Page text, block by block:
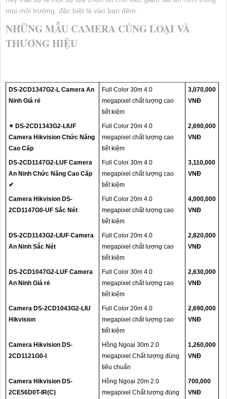
mọi môi trường, đặc biệt là vào ban đêm.
NHỮNG MẪU CAMERA CÙNG LOẠI VÀ
THƯƠNG HIỆU
DS-2CD1347G2-L Camera An
Ninh Giá rẻ
Full Color 30m 4.0
megapixel chất lượng cao
tiết kiệm
3,070,000
VNĐ
✴ DS-2CD1343G2-LIUF
Camera Hikvision Chức Năng
Cao Cấp
Full Color 20m 4.0
megapixel chất lượng cao
tiết kiệm
2,690,000
VNĐ
DS-2CD1147G2-LUF Camera
An Ninh Chức Năng Cao Cấp
✔
Full Color 30m 4.0
megapixel chất lượng cao
tiết kiệm
3,110,000
VNĐ
Camera Hikvision DS-
2CD1147G0-UF Sắc Nét
Full Color 20m 4.0
megapixel chất lượng cao
tiết kiệm
4,000,000
VNĐ
DS-2CD1143G2-LIUF Camera
An Ninh Sắc Nét
Full Color 20m 4.0
megapixel chất lượng cao
tiết kiệm
2,820,000
VNĐ
DS-2CD1047G2-LUF Camera
An Ninh Giá rẻ
Full Color 30m 4.0
megapixel chất lượng cao
tiết kiệm
2,630,000
VNĐ
Camera DS-2CD1043G2-LIU
Hikvision
Full Color 20m 4.0
megapixel chất lượng cao
tiết kiệm
2,690,000
VNĐ
Camera Hikvision DS-
2CD1121G0-I
Hồng Ngoại 30m 2.0
megapixel Chất lượng đúng
tiêu chuẩn
1,260,000
VNĐ
Camera Hikvision DS-
2CE56D0T-IR(C)
Hồng Ngoại 20m 2.0
megapixel Chất lượng đúng
700,000
VNĐ